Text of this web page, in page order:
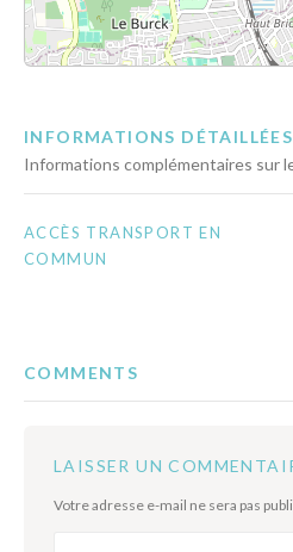
INFORMATIONS DÉTAILLÉES
Informations complémentaires sur
ACCÈS TRANSPORT EN
COMMUN
COMMENTS
LAISSER UN
Votre adresse e-mail ne sera pas